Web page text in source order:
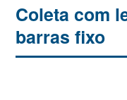
Coleta com
barras fixo